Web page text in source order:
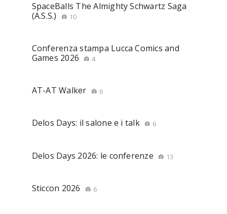
SpaceBalls The Almighty Schwartz Saga
(A.S.S.)
10
Conferenza stampa Lucca Comics and
Games 2026
4
AT-AT Walker 6
Delos Days: il salone e i talk 6
Delos Days 2026: le conferenze 13
Sticcon 2026 6